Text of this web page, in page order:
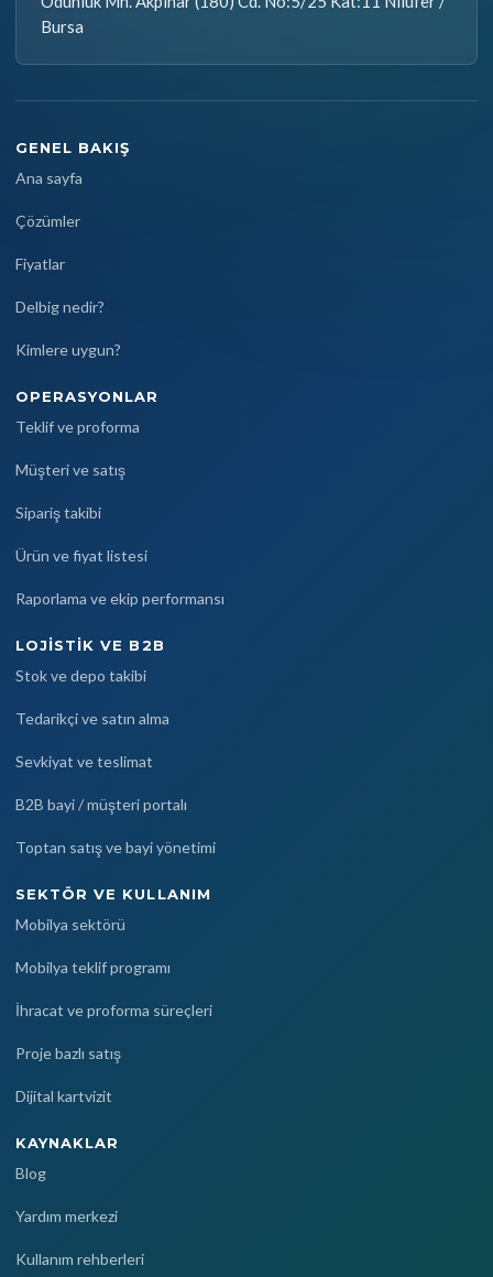
Bursa
GENEL BAKIŞ
Ana sayfa
Çözümler
Fiyatlar
Delbig nedir?
Kimlere uygun?
OPERASYONLAR
Teklif ve proforma
Müşteri ve satış
Sipariş takibi
Ürün ve fiyat listesi
Raporlama ve ekip performansı
LOJISTIK VE B2B
Stok ve depo takibi
Tedarikçi ve satın alma
Sevkiyat ve teslimat
B2B bayi / müşteri portalı
Toptan satış ve bayi yönetimi
SEKTÖR VE KULLANIM
Mobilya sektörü
Mobilya teklif programı
İhracat ve proforma süreçleri
Proje bazlı satış
Dijital kartvizit
KAYNAKLAR
Blog
Yardım merkezi
Kullanım rehberleri